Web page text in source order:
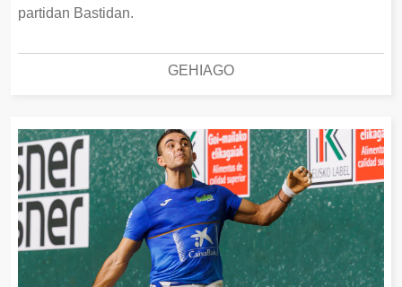
partidan Bastidan.
GEHIAGO